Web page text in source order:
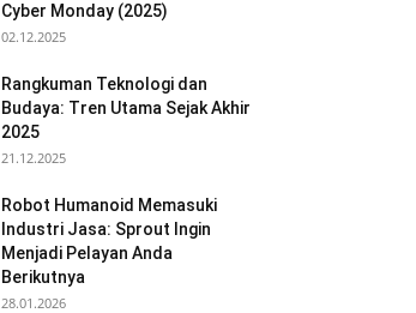
Cyber Monday (2025)
02.12.2025
Rangkuman Teknologi dan
Budaya: Tren Utama Sejak Akhir
2025
21.12.2025
Robot Humanoid Memasuki
Industri Jasa: Sprout Ingin
Menjadi Pelayan Anda
Berikutnya
28.01.2026